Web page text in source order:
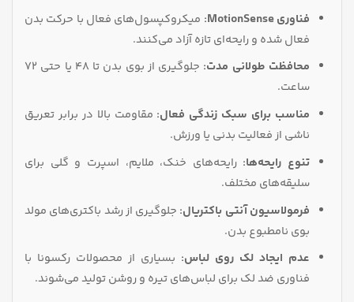
فناوری MotionSense:
میکروکپسول‌های فعال با حرکت بدن
فعال شده و رایحه‌ای تازه آزاد می‌کنند.
محافظت طولانی مدت:
جلوگیری از بوی بدن تا ۴۸ یا حتی ۷۲
ساعت.
مناسب برای سبک زندگی فعال: مقاومت بالا در برابر تعریق
ناشی از فعالیت بدنی یا ورزش.
تنوع رایحه‌ها: رایحه‌های خنک، ملایم، اسپرت و گلی برای
سلیقه‌های مختلف.
فرمولاسیون آنتی‌ باکتریال: جلوگیری از رشد باکتری‌های مولد
بوی نامطبوع بدن.
عدم ایجاد لک روی لباس: بسیاری از محصولات رکسونا با
فناوری ضد لک برای لباس‌های تیره و روشن تولید می‌شوند.